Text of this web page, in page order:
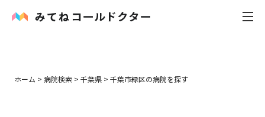
ホーム > 病院検索 > 千葉県 > 千葉市緑区の病院を探す